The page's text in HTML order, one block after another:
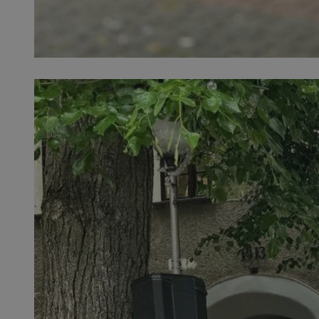
suid
INGRESSCOOKIE
euds